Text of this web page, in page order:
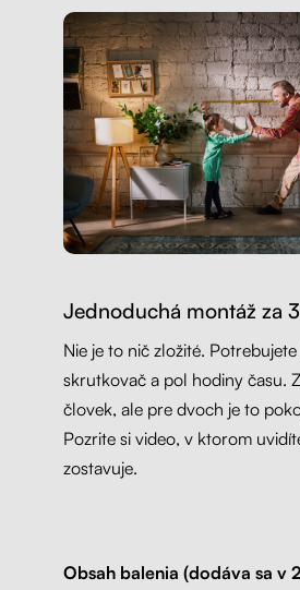
Jednoduchá montáž za
Nie je to nič zložité.
skrutkovač a pol hodiny času.
človek, ale pre dvoch je to
Pozrite si video, v ktorom
zostavuje.
Obsah balenia (dodáva sa v